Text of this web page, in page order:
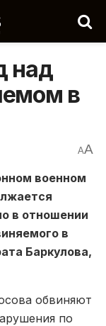
над
в
AA
военном
в отношении
в
Баркулова,
обвиняют
я по